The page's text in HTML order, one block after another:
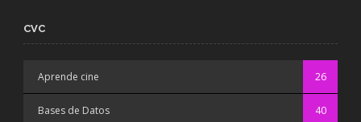
CVC
Aprende cine 26
Bases de Datos 40